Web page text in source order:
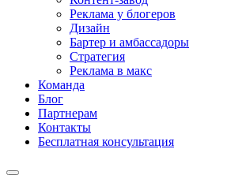
Реклама у блогеров
Дизайн
Бартер и амбассадоры
Стратегия
Реклама в макс
Команда
Блог
Партнерам
Контакты
Бесплатная консультация